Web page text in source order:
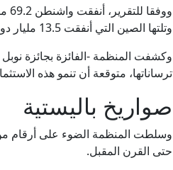
وتلتها الصين التي أنفقت 13.5 مليار دولار العام الماضي، ثم بريطانيا بـ12.6 مليارا، وروسيا بـ9.5 مليارات.
ترساناتها، متوقعة أن تنمو هذه
صواريخ باليستية
وسلطت المنظمة الضوء على أرقام من
حتى القرن المقبل.